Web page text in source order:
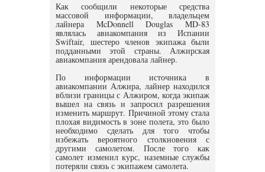
Как сообщили некоторые средства
массовой информации, владельцем
лайнера McDonnell Douglas MD-83
являлась авиакомпания из Испании
Swiftair, шестеро членов экипажа были
подданными этой страны. Алжирская
авиакомпания арендовала лайнер.
По информации источника в
авиакомпании Алжира, лайнер находился
вблизи границы с Алжиром, когда экипаж
вышел на связь и запросил разрешения
изменить маршрут. Причиной этому стала
плохая видимость в зоне полета, это было
необходимо сделать для того чтобы
избежать вероятного столкновения с
другими самолетом. После того как
самолет изменил курс, наземные службы
потеряли связь с экипажем самолета.